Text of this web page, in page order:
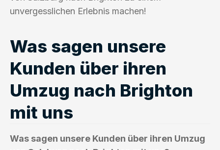
unvergesslichen Erlebnis machen!
Was sagen unsere
Kunden über ihren
Umzug nach Brighton
mit uns
Was sagen unsere Kunden über ihren Umzug